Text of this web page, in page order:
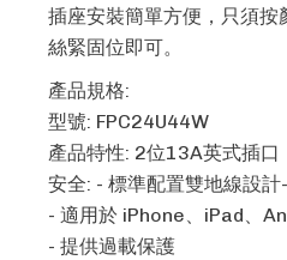
插座安裝簡單方便，只須
絲緊固位即可。
產品規格:
型號: FPC24U44W
產品特性: 2位13A英式插口
安全: - 標準配置雙地線設
- 適用於 iPhone、iPad、
- 提供過載保護